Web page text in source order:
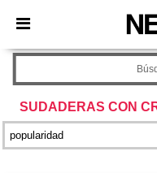
× App de
¡Mejores precios
SUDADERAS CON